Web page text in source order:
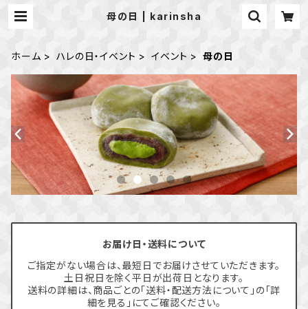
母の日 | karinsha
ホーム ハレの日・イベント イベント 母の日
お届け日・送料について
ご指定がない場合は、最短日でお届けさせていただきます。
土日祝日を除く平日が出荷日となります。
送料の詳細は、商品ごとの「送料・配送方法について」の「詳
細を見る」にてご確認ください。